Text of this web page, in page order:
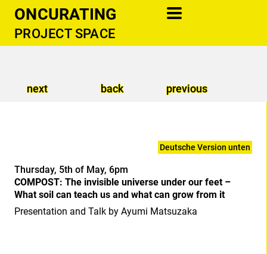
ONCURATING
PROJECT SPACE
newsletter
publications
donate
next back previous
Deutsche Version unten
Thursday, 5th of May, 6pm
COMPOST: The invisible universe under our feet –
What soil can teach us and what can grow from it
Presentation and Talk by Ayumi Matsuzaka